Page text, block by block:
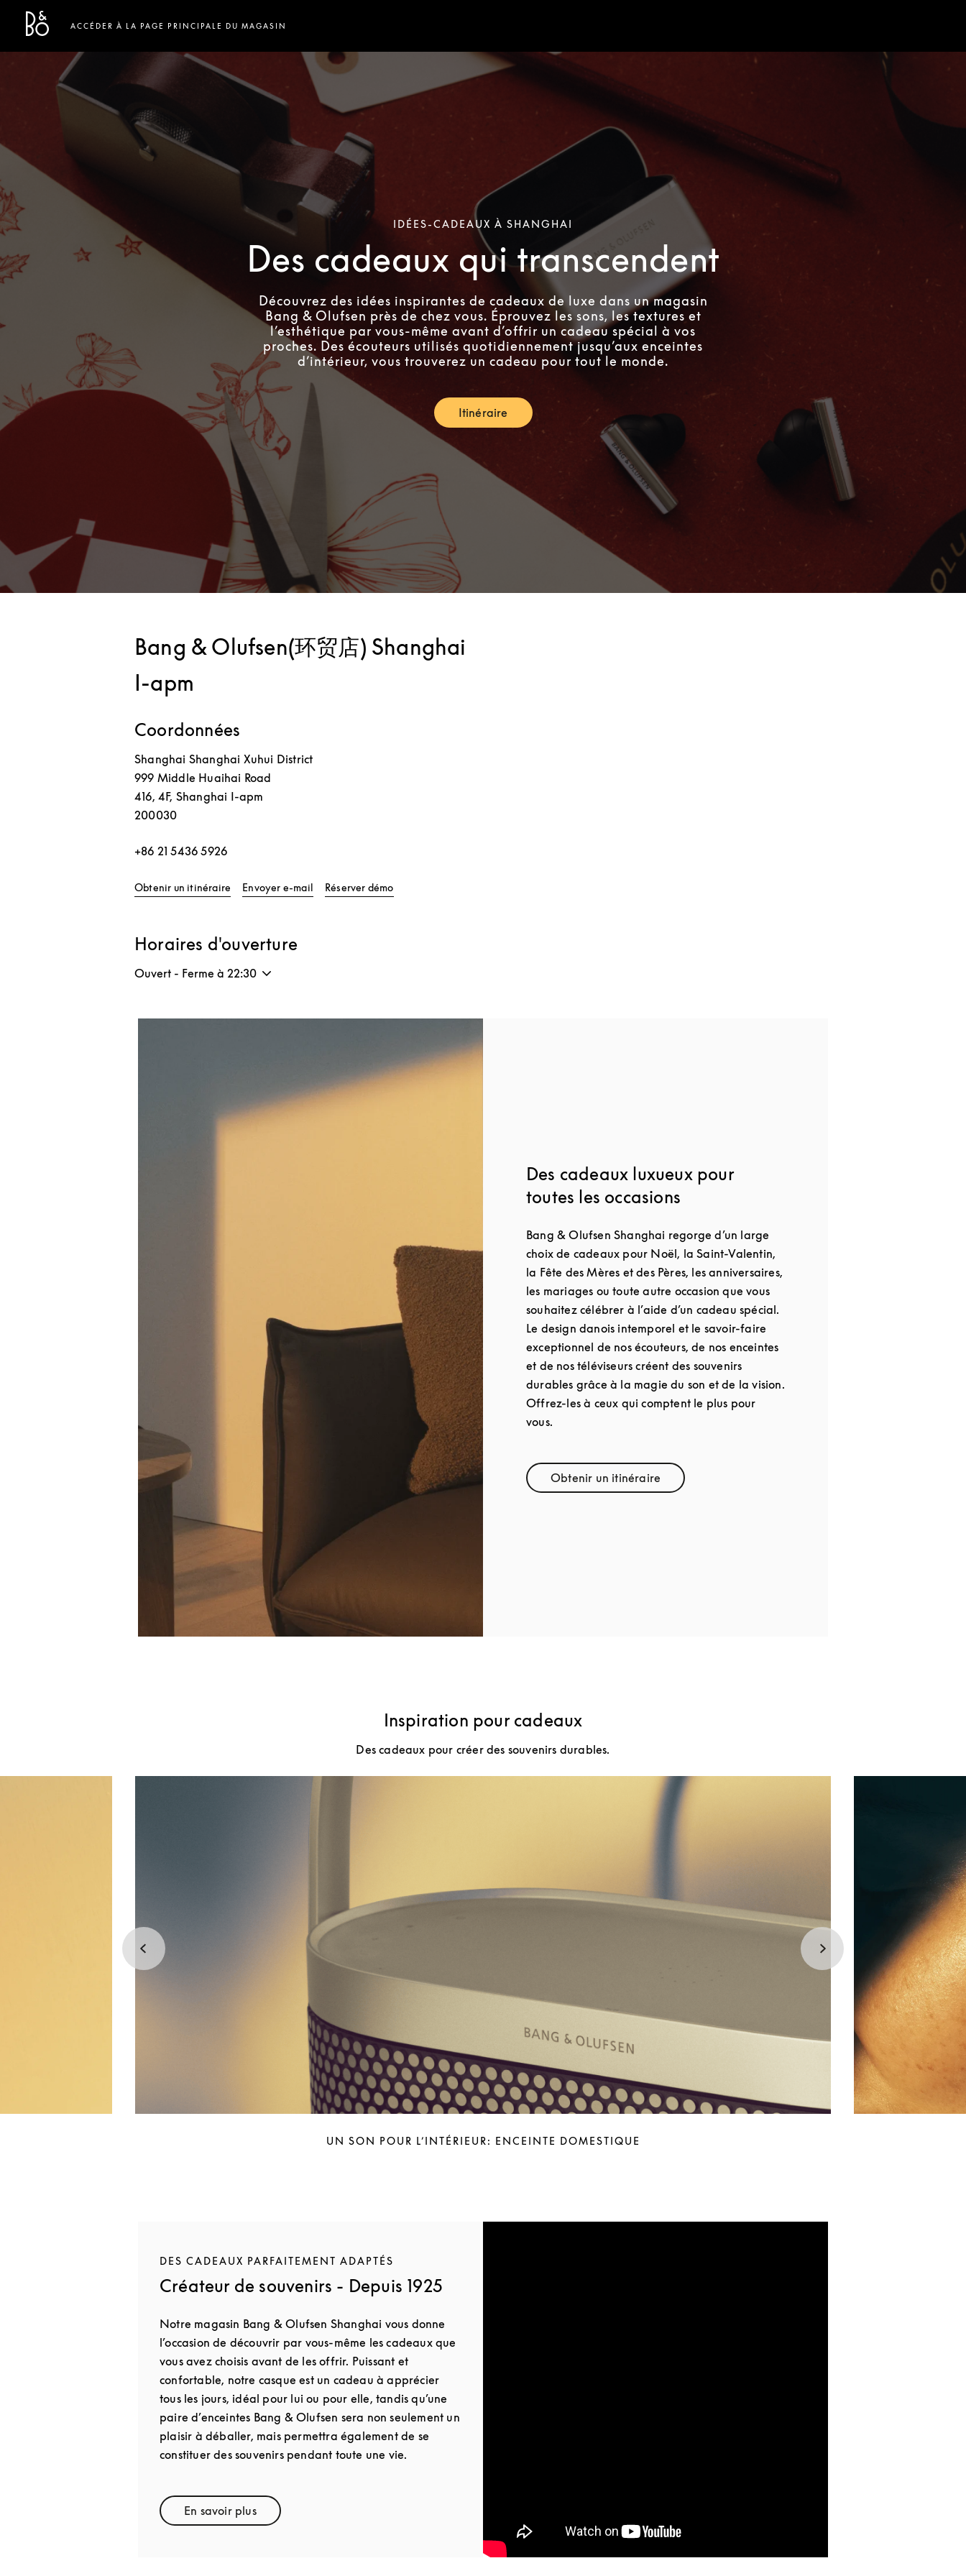
Bang & Olufsen - Exist to Create
Link Opens in New Tab
ACCÉDER À LA PAGE PRINCIPALE DU MAGASIN
IDÉES-CADEAUX À SHANGHAI
Des cadeaux qui transcendent
Découvrez des idées inspirantes de cadeaux de luxe dans un magasin
Bang & Olufsen près de chez vous. Éprouvez les sons, les textures et
l’esthétique par vous-même avant d’offrir un cadeau spécial à vos
proches. Des écouteurs utilisés quotidiennement jusqu’aux enceintes
d’intérieur, vous trouverez un cadeau pour tout le monde.
ItinéraireLink Opens in New Tab
Bang & Olufsen(环贸店) Shanghai
I-apm
Coordonnées
Shanghai Shanghai Xuhui District
999 Middle Huaihai Road
416, 4F, Shanghai I-apm
200030
+86 21 5436 5926
Obtenir un itinéraire Link Opens in New Tab
Envoyer e-mail Réserver démo
Horaires d'ouverture
Ouvert - Ferme à 22:30
Des cadeaux luxueux pour
toutes les occasions
Bang & Olufsen Shanghai regorge d’un large
choix de cadeaux pour Noël, la Saint-Valentin,
la Fête des Mères et des Pères, les anniversaires,
les mariages ou toute autre occasion que vous
souhaitez célébrer à l’aide d’un cadeau spécial.
Le design danois intemporel et le savoir-faire
exceptionnel de nos écouteurs, de nos enceintes
et de nos téléviseurs créent des souvenirs
durables grâce à la magie du son et de la vision.
Offrez-les à ceux qui comptent le plus pour
vous.
Obtenir un itinéraireLink Opens in New Tab
Inspiration pour cadeaux
Des cadeaux pour créer des souvenirs durables.
UN SON POUR L’INTÉRIEUR: ENCEINTE DOMESTIQUE
DES CADEAUX PARFAITEMENT ADAPTÉS
Créateur de souvenirs - Depuis 1925
Notre magasin Bang & Olufsen Shanghai vous donne
l’occasion de découvrir par vous-même les cadeaux que
vous avez choisis avant de les offrir. Puissant et
confortable, notre casque est un cadeau à apprécier
tous les jours, idéal pour lui ou pour elle, tandis qu’une
paire d’enceintes Bang & Olufsen sera non seulement un
plaisir à déballer, mais permettra également de se
constituer des souvenirs pendant toute une vie.
En savoir plusLink Opens in New Tab